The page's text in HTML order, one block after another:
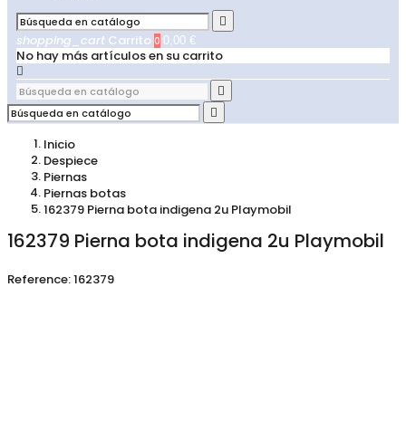

shopping_cart Carrito 0 0,00 €
No hay más artículos en su carrito



Inicio
Despiece
Piernas
Piernas botas
162379 Pierna bota indigena 2u Playmobil
162379 Pierna bota indigena 2u Playmobil
Reference:162379